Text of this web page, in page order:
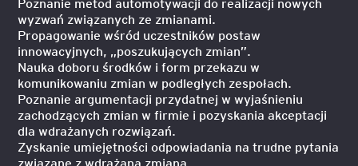
wyzwań związanych ze zmianami.
Propagowanie wśród uczestników postaw
innowacyjnych, „poszukujących zmian”.
Nauka doboru środków i form przekazu w
komunikowaniu zmian w podległych zespołach.
Poznanie argumentacji przydatnej w wyjaśnieniu
zachodzących zmian w firmie i pozyskania akceptacji
dla wdrażanych rozwiązań.
Zyskanie umiejętności odpowiadania na trudne pytania
związane z wdrażaną zmianą.